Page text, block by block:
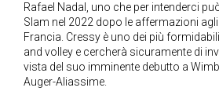
Rafael Nadal, uno che per intenderci
Slam nel 2022 dopo le affermazioni agli
Francia. Cressy è uno dei più
and volley e cercherà sicuramente di
vista del suo imminente debutto a
Auger-Aliassime.